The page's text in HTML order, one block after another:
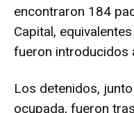
d
e
v
d
encontraron 184
Capital,
fueron introducidos
Los detenidos,
ocupada, fueron